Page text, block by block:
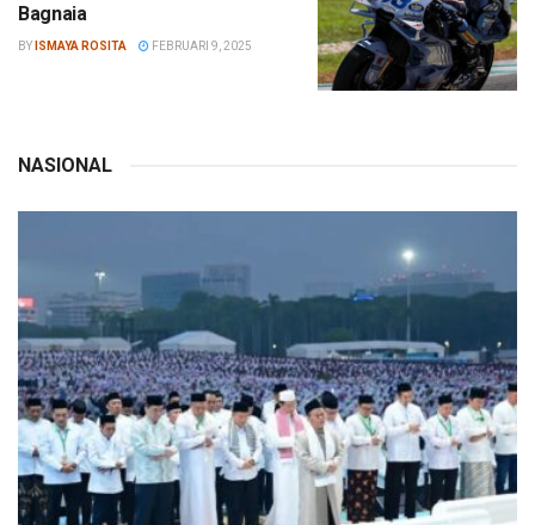
Bagnaia
BY ISMAYA ROSITA FEBRUARI 9, 2025
NASIONAL